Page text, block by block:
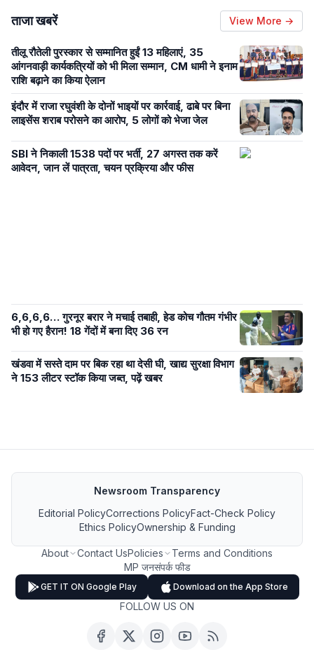
ताजा खबरें View More →
तीलू रौतेली पुरस्कार से सम्मानित हुईं 13 महिलाएं, 35
आंगनवाड़ी कार्यकत्रियों को भी मिला सम्मान, CM धामी ने इनाम
राशि बढ़ाने का किया ऐलान
इंदौर में राजा रघुवंशी के दोनों भाइयों पर कार्रवाई, ढाबे पर बिना
लाइसेंस शराब परोसने का आरोप, 5 लोगों को भेजा जेल
SBI ने निकाली 1538 पदों पर भर्ती, 27 अगस्त तक करें
आवेदन, जान लें पात्रता, चयन प्रक्रिया और फीस
6,6,6,6… गुरनूर बरार ने मचाई तबाही, हेड कोच गौतम गंभीर
भी हो गए हैरान! 18 गेंदों में बना दिए 36 रन
खंडवा में सस्ते दाम पर बिक रहा था देसी घी, खाद्य सुरक्षा विभाग
ने 153 लीटर स्टॉक किया जब्त, पढ़ें खबर
Newsroom Transparency
Editorial PolicyCorrections PolicyFact-Check Policy
Ethics PolicyOwnership & Funding
About Contact UsPolicies
Terms and Conditions
MP जनसंपर्क फीड
GET IT ON Google Play Download on the App Store
FOLLOW US ON